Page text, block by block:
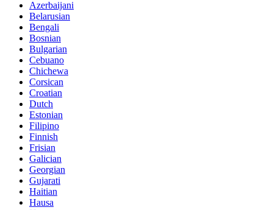
Azerbaijani
Belarusian
Bengali
Bosnian
Bulgarian
Cebuano
Chichewa
Corsican
Croatian
Dutch
Estonian
Filipino
Finnish
Frisian
Galician
Georgian
Gujarati
Haitian
Hausa